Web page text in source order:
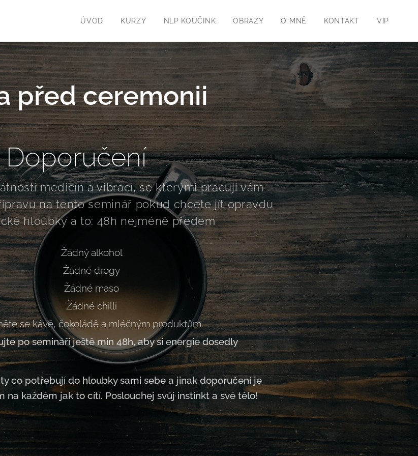
ÚVOD KURZY NLP KOUČINK OBRAZY O MNĚ KONTAKT VIP
před ceremonii
Doporučení
medicín a vibrací, se kterými pracuji vám
na tento seminář pokud chcete jít opravdu
hloubky a to: 48h nejméně předem
Žádný alkohol
Žádné drogy
Žádné maso
Žádné chilli
se kávě, čokoládě a mléčným produktům.
po semináři ještě min 48h, aby si energie dosedly
co potřebují do hloubky sami sebe a jinak doporučení je
na každém jak to cítí. Poslouchej svůj instinkt a své tělo!